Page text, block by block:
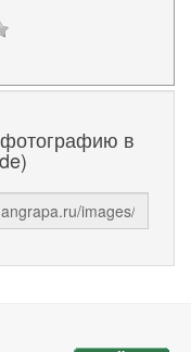
фотографию в